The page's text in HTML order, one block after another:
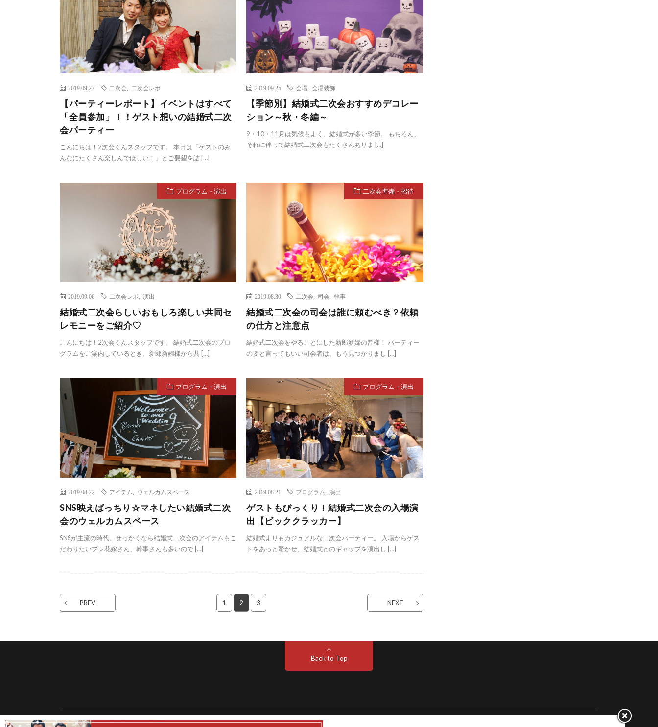
2019.09.27 二次会 二次会レポ
【パーティーレポート】イベントはすべて
「全員参加」！！ゲスト想いの結婚式二次
会パーティー
こんにちは！2次会くんスタッフです。 本日は「ゲストのみ
んなにたくさん楽しんでほしい！」とご要望を詰 […]
2019.09.25 会場 ,会場装飾
【季節別】結婚式二次会おすすめデコレー
ション～秋・冬編～
9・10・11月は気候もよく、結婚式が多い季節。 もちろん、
それに伴って結婚式二次会もたくさんありま […]
プログラム・演出
2019.09.06 二次会レポ 演出
結婚式二次会らしいおもしろ楽しい共同セ
レモニーをご紹介♡
こんにちは！2次会くんスタッフです。 結婚式二次会のプロ
グラムをご案内しているとき、新郎新婦様から共 […]
二次会準備・招待
2019.08.30 二次会 ,司会 ,幹事
結婚式二次会の司会は誰に頼むべき？依頼
の仕方と注意点
結婚式二次会をやることにした新郎新婦の皆様！ パーティー
の要と言ってもいい司会者は、もう見つかりまし […]
プログラム・演出
2019.08.22 アイテム ウェルカムスペース
SNS映えばっちり☆マネしたい結婚式二次
会のウェルカムスペース
SNSが主流の時代。せっかくなら結婚式二次会のアイテムもこ
だわりたいプレ花嫁さん、幹事さんも多いので […]
プログラム・演出
2019.08.21 プログラム ,演出
ゲストもびっくり！結婚式二次会の入場演
出【ビッククラッカー】
結婚式よりもカジュアルな二次会パーティー。 入場からゲス
トをあっと驚かせ、結婚式とのギャップを演出し […]
PREV 1 2 3 NEXT
Back to Top